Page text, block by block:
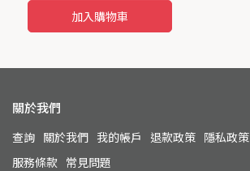
加入購物車
關於我們
查詢 關於我們 我的帳戶 退款政策 隱私政策
服務條款 常見問題